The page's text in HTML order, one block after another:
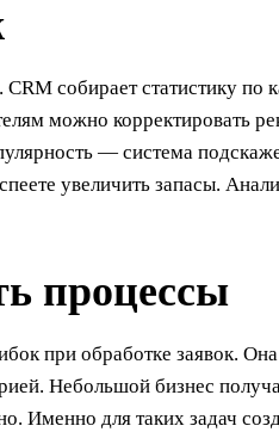
собирает статистику по
можно корректировать
— система
увеличить запасы.
процессы
при обработке заявок.
Небольшой бизнес
Именно для таких задач